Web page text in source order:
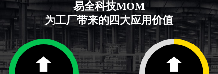
易全科技MOM
为工厂带来的四大应用价值